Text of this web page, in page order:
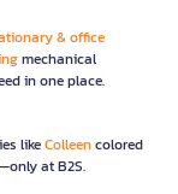
& office
mechanical
in one place.
likeColleencolored
at B2S.